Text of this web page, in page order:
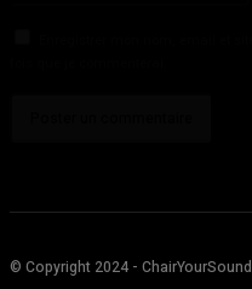
© Copyright 2024 - ChairYourSound